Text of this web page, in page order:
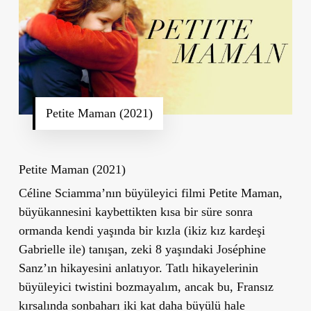
Petite Maman (2021)
Petite Maman (2021)
Céline Sciamma’nın büyüleyici filmi Petite Maman,
büyükannesini kaybettikten kısa bir süre sonra
ormanda kendi yaşında bir kızla (ikiz kız kardeşi
Gabrielle ile) tanışan, zeki 8 yaşındaki Joséphine
Sanz’ın hikayesini anlatıyor. Tatlı hikayelerinin
büyüleyici twistini bozmayalım, ancak bu, Fransız
kırsalında sonbaharı iki kat daha büyülü hale